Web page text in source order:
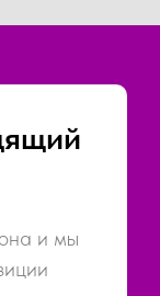
и мы